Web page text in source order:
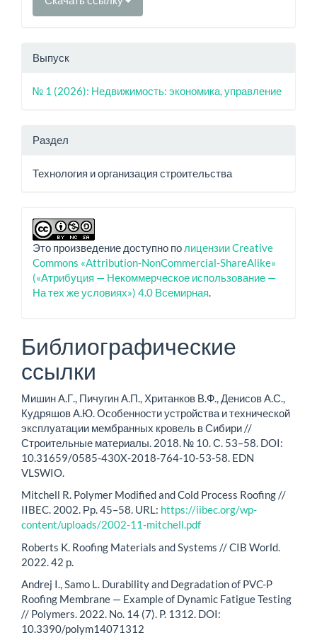
Выпуск
№ 1 (2026): Недвижимость: экономика, управление
Раздел
Технология и организация строительства
Это произведение доступно по лицензии Creative
Commons «Attribution-NonCommercial-ShareAlike»
(«Атрибуция — Некоммерческое использование —
На тех же условиях») 4.0 Всемирная.
Библиографические
ссылки
Мишин А.Г., Пичугин А.П., Хританков В.Ф., Денисов А.С.,
Кудряшов А.Ю. Особенности устройства и технической
эксплуатации мембранных кровель в Сибири //
Строительные материалы. 2018. № 10. С. 53–58. DOI:
10.31659/0585-430X-2018-764-10-53-58. EDN
VLSWIO.
Mitchell R. Polymer Modified and Cold Process Roofing //
IIBEC. 2002. Рр. 45–58. URL: https://iibec.org/wp-
content/uploads/2002-11-mitchell.pdf
Roberts K. Roofing Materials and Systems // CIB World.
2022. 42 р.
Andrej I., Samo L. Durability and Degradation of PVC-P
Roofing Membrane — Example of Dynamic Fatigue Testing
// Polymers. 2022. No. 14 (7). P. 1312. DOI:
10.3390/polym14071312